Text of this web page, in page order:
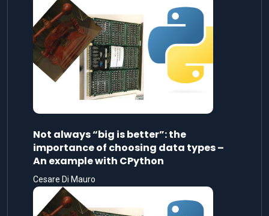
Not always “big is better”: the
importance of choosing data types –
An example with CPython
Cesare Di Mauro